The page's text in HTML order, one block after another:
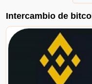
Intercambio de